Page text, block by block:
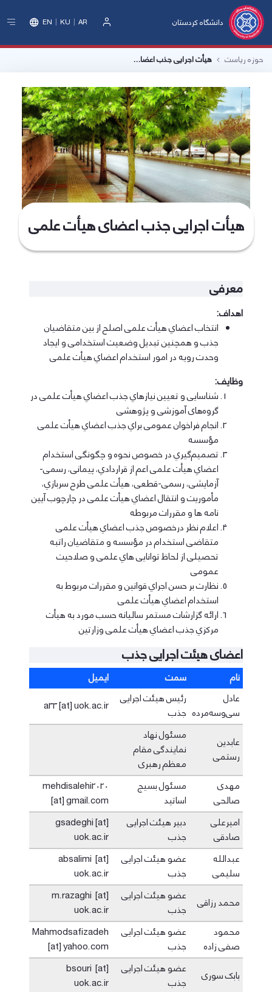
دانشگاه کردستان EN KU AR
حوزه ریاست هیأت اجرایی جذب اعضای هیأت علمی
هیأت اجرایی جذب اعضای هیأت علمی
معرفی
اهداف:
اﻧﺘﺨﺎب اﻋﻀﺎي ﻫﯿﺄت ﻋﻠﻤﯽ اﺻﻠﺢ از ﺑﯿﻦ ﻣﺘﻘﺎﺿﯿﺎن
ﺟﺬب و ﻫﻤﭽﻨﯿﻦ ﺗﺒﺪﯾﻞ وﺿﻌﯿﺖ اﺳﺘﺨﺪاﻣﯽ و اﯾﺠﺎد
وﺣﺪت روﯾﻪ در اﻣﻮر اﺳﺘﺨﺪام اﻋﻀﺎي ﻫﯿﺄت ﻋﻠﻤﯽ
وظایف:
ﺷﻨﺎﺳﺎﯾﯽ و ﺗﻌﯿﯿﻦ ﻧﯿﺎزﻫﺎي ﺟﺬب اﻋﻀﺎي ﻫﯿﺄت ﻋﻠﻤﯽ در
گروه‌های آﻣﻮزﺷﯽ و ﭘﮋوﻫﺸﯽ
اﻧﺠﺎم ﻓﺮاﺧﻮان ﻋﻤﻮﻣﯽ ﺑﺮاي ﺟﺬب اﻋﻀﺎي ﻫﯿﺄت ﻋﻠﻤﯽ
ﻣﺆﺳﺴﻪ
ﺗﺼﻤﯿﻢﮔﯿﺮي در ﺧﺼﻮص ﻧﺤﻮه و ﭼﮕﻮﻧﮕﯽ اﺳﺘﺨﺪام
اﻋﻀﺎي ﻫﯿﺄت ﻋﻠﻤﯽ اﻋﻢ از ﻗﺮاردادي، ﭘﯿﻤﺎﻧﯽ، رﺳﻤﯽ-
آزﻣﺎﯾﺸﯽ، رﺳﻤﯽ-ﻗﻄﻌﯽ، ﻫﯿﺄت ﻋﻠﻤﯽ ﻃﺮح ﺳﺮﺑﺎزي،
ﻣﺄﻣﻮرﯾﺖ و اﻧﺘﻘﺎل اﻋﻀﺎي ﻫﯿﺄت ﻋﻠﻤﯽ در ﭼﺎرﭼﻮب آﯾﯿﻦ
ﻧﺎﻣﻪ ﻫﺎ و ﻣﻘﺮرات ﻣﺮﺑﻮﻃﻪ
اﻋﻼم ﻧﻈﺮ درﺧﺼﻮص ﺟﺬب اﻋﻀﺎي ﻫﯿﺄت ﻋﻠﻤﯽ
ﻣﺘﻘﺎﺿﯽ اﺳﺘﺨﺪام در ﻣﺆﺳﺴﻪ و ﻣﺘﻘﺎﺿﯿﺎن راﺗﺒﻪ
ﺗﺤﺼﯿﻠﯽ از ﻟﺤﺎظ ﺗﻮاﻧﺎﯾﯽ ﻫﺎي ﻋﻠﻤﯽ و ﺻﻼﺣﯿﺖ
ﻋﻤﻮﻣﯽ
ﻧﻈﺎرت ﺑﺮ ﺣﺴﻦ اﺟﺮاي ﻗﻮاﻧﯿﻦ و ﻣﻘﺮرات ﻣﺮﺑﻮط ﺑﻪ
اﺳﺘﺨﺪام اﻋﻀﺎي ﻫﯿﺄت ﻋﻠﻤﯽ
اراﺋﻪ ﮔﺰارﺷﺎت ﻣﺴﺘﻤﺮ ﺳﺎﻟﯿﺎﻧﻪ ﺣﺴﺐ ﻣﻮرد ﺑﻪ ﻫﯿﺄت
ﻣﺮﮐﺰي ﺟﺬب اﻋﻀﺎي ﻫﯿﺄت ﻋﻠﻤﯽ وزارﺗﯿﻦ
اعضای هیئت اجرایی جذب
نام سمت
ایمیل
عادل
سی‌وسه‌مرده
رئیس هیئت اجرایی
جذب
a33 [at] uok.ac.ir
عابدین
رستمی
مسئول نهاد
نمایندگی مقام
معظم رهبری
مهدی
صالحی
مسئول بسیج
اساتید
mehdisalehi2020
[at] gmail.com
امیرعلی
صادقی
دبیر هیئت اجرایی
جذب
gsadeghi [at]
uok.ac.ir
عبدالله
سلیمی
عضو هیئت اجرایی
جذب
absalimi [at]
uok.ac.ir
محمد رزاقی
عضو هیئت اجرایی
جذب
m.razaghi [at]
uok.ac.ir
محمود
صفی زاده
عضو هیئت اجرایی
جذب
Mahmodsafizadeh
[at] yahoo.com
بابک سوری
عضو هیئت اجرایی
جذب
bsouri [at]
uok.ac.ir